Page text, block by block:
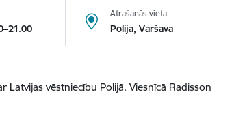
Atrašanās vieta
Polija, Varšava
vēstniecību Polijā. Viesnīcā Radisson